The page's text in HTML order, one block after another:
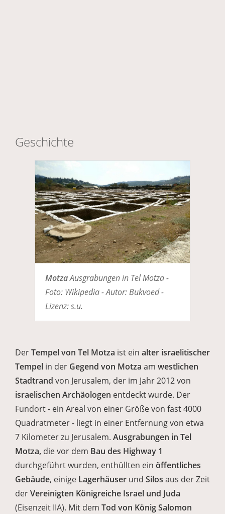
Geschichte
MotzaAusgrabungen in Tel Motza -
Foto: Wikipedia - Autor: Bukvoed -
Lizenz: s.u.
DerTempel von Tel Motza ist ein alter israelitischer
Tempel in der Gegend von Motza am westlichen
Stadtrand von Jerusalem, der im Jahr 2012 von
israelischen Archäologen entdeckt wurde. Der
Fundort - ein Areal von einer Größe von fast 4000
Quadratmeter - liegt in einer Entfernung von etwa
7 Kilometer zu Jerusalem. Ausgrabungen in Tel
Motza, die vor dem Bau des Highway 1
durchgeführt wurden, enthüllten ein öffentliches
Gebäude, einige Lagerhäuser und Silos aus der Zeit
derVereinigten Königreiche Israel und Juda
(Eisenzeit IIA). Mit dem Tod von König Salomon